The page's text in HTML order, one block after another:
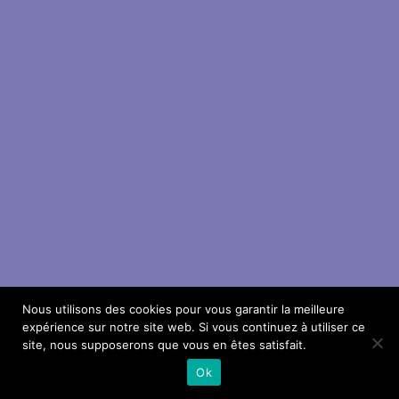
Nous utilisons des cookies pour vous garantir la meilleure
expérience sur notre site web. Si vous continuez à utiliser ce
site, nous supposerons que vous en êtes satisfait.
Ok